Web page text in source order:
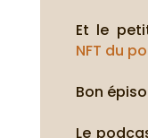
Et le
NFT du
Bon
Le